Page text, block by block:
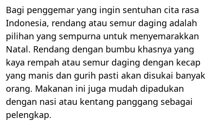
Bagi penggemar yang ingin sentuhan cita rasa
Indonesia, rendang atau semur daging adalah
pilihan yang sempurna untuk menyemarakkan
Natal. Rendang dengan bumbu khasnya yang
kaya rempah atau semur daging dengan kecap
yang manis dan gurih pasti akan disukai banyak
orang. Makanan ini juga mudah dipadukan
dengan nasi atau kentang panggang sebagai
pelengkap.